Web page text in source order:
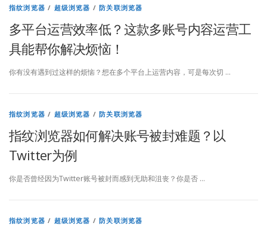
指纹浏览器 / 超级浏览器 /防关联浏览器
多平台运营效率低？这款多账号内容运营工
具能帮你解决烦恼！
你有没有遇到过这样的烦恼？想在多个平台上运营内容，可是每次切 …
指纹浏览器 / 超级浏览器 /防关联浏览器
指纹浏览器如何解决账号被封难题？以
Twitter为例
你是否曾经因为Twitter账号被封而感到无助和沮丧？你是否 …
指纹浏览器 / 超级浏览器 /防关联浏览器